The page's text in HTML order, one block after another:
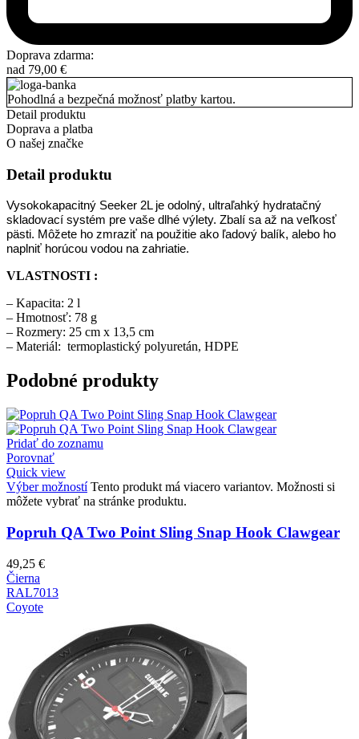
Doprava zdarma:
nad 79,00 €
Pohodlná a bezpečná možnosť platby kartou.
Detail produktu
Doprava a platba
O našej značke
Detail produktu
Vysokokapacitný Seeker 2L je odolný, ultraľahký hydratačný
skladovací systém pre vaše dlhé výlety. Zbalí sa až na veľkosť
pästi. Môžete ho zmraziť na použitie ako ľadový balík, alebo ho
naplniť horúcou vodou na zahriatie.
VLASTNOSTI :
– Kapacita: 2 l
– Hmotnosť: 78 g
– Rozmery: 25 cm x 13,5 cm
– Materiál: termoplastický polyuretán, HDPE
Podobné produkty
Pridať do zoznamu
Porovnať
Quick view
Výber možností Tento produkt má viacero variantov. Možnosti si
môžete vybrať na stránke produktu.
Popruh QA Two Point Sling Snap Hook Clawgear
49,25 €
Čierna
RAL7013
Coyote